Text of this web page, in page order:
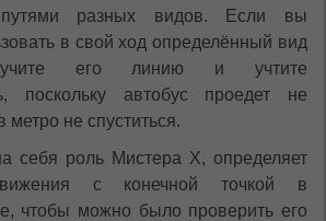
путями разных видов. Если вы
в свой ход определённый вид
его линию и учтите
поскольку автобус проедет не
метро не спуститься.
себя роль Мистера Х, определяет
с конечной точкой в
чтобы можно было проверить его